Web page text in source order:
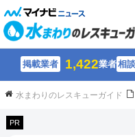
掲載業者 1,422業者相
水まわりのレスキューガイド
PR